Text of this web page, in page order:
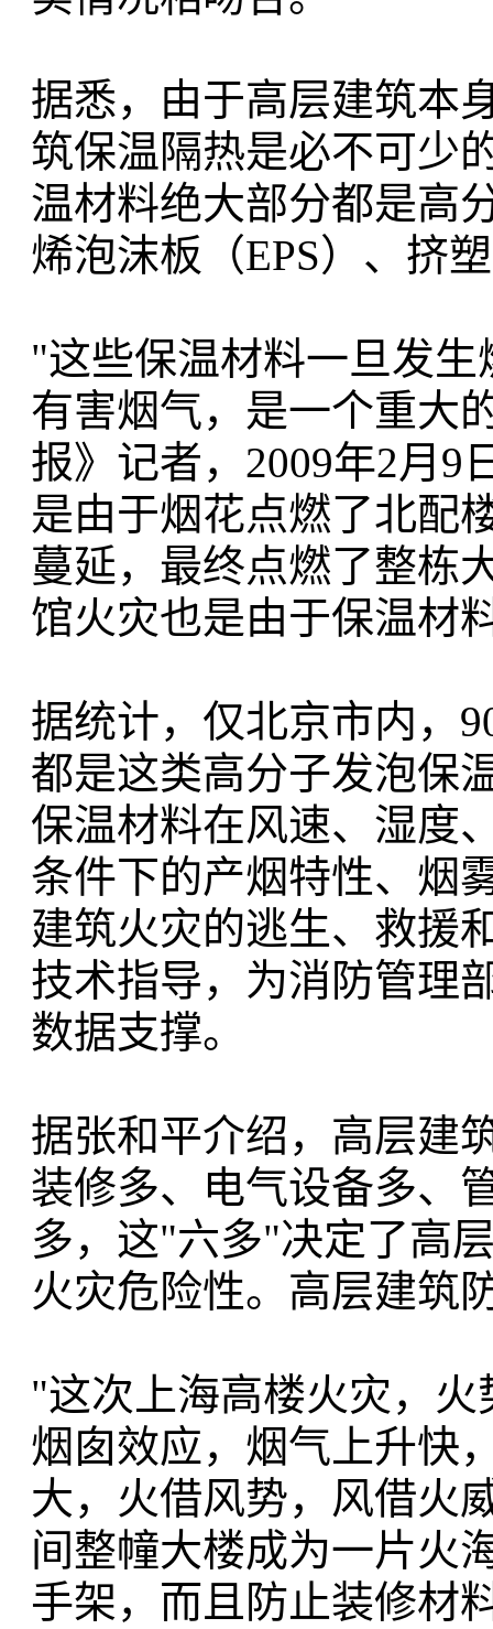
据悉，由于高层建筑本
筑保温隔热是必不可少
温材料绝大部分都是高
烯泡沫板（EPS）、挤
"这些保温材料一旦发
有害烟气，是一个重大
报》记者，2009年2月9
是由于烟花点燃了北配
蔓延，最终点燃了整栋
馆火灾也是由于保温材
据统计，仅北京市内，
都是这类高分子发泡保
保温材料在风速、湿度
条件下的产烟特性、烟
建筑火灾的逃生、救援
技术指导，为消防管理
数据支撑。
据张和平介绍，高层建
装修多、电气设备多、
多，这"六多"决定了高
火灾危险性。高层建筑
"这次上海高楼火灾，
烟囱效应，烟气上升快
大，火借风势，风借火
间整幢大楼成为一片火
手架，而且防止装修材